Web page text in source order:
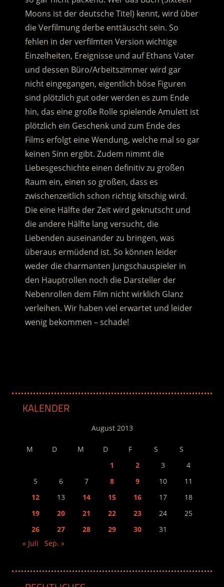
Moons ist der deutsche Titel) kennt, wird über
die Verfilmung derbe enttäuscht sein. So
fehlen in der verfilmten Version wichtige
Einzelheiten, Ereignisse und auf Ethans Vater
und dessen Büro/Arbeitszimmer wird gar
nicht eingegangen, eigentlich böse Figuren
sind plötzlich gut oder werden es zum Ende
hin, das eine große Rolle spielende Amulett ist
plötzlich ein Geschenk und zum Ende des
Films erfolgt eine Wendung, welche mal so gar
keinen Sinn ergibt. Zudem nimmt die
Liebesgeschichte einen definitiv zu großen
Raum ein, einen so großen, dass es
zwischenzeitlich schon richtig kitschig wird.
Die eine Hälfte der Zeit wird geknutscht und
die andere Hälfte lang versucht, die
Liebenden auseinander zu bringen, was
überaus ermüdend ist. So können leider
weder die charmanten Jungschauspieler in
den Hauptrollen noch die Darsteller der
Nebenrollen dem Film nicht wirklich Glanz
verleihen. Wir haben viel erwartet und leider
wenig bekommen – schade!
KALENDER
August 2013
M D M D F S
S
1
2 3
4
5
6 7 8 9 10
11
12
13 14 15 16 17
18
19
20 21 22 23 24
25
26
27 28 29 30
31
« Juli
Sep. »